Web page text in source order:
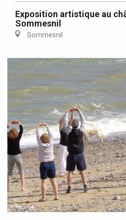
Exposition artistique au
Sommesnil
Sommesnil